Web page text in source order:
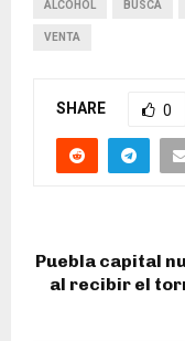
ALCOHOL BUSCA
VENTA
SHARE 0
Puebla capital
al recibir el